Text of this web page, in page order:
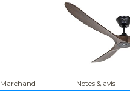
Marchand Notes & avis